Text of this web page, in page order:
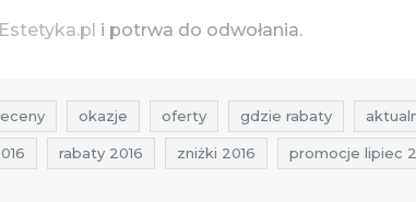
i potrwa do odwołania.
okazje oferty gdzie rabaty
rabaty 2016 zniżki 2016 promocje lipiec